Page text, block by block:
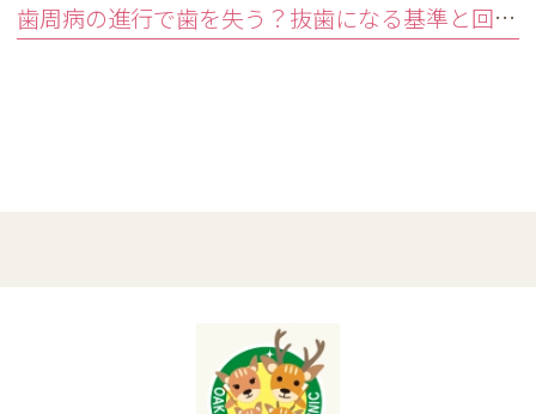
歯周病の進行で歯を失う？抜歯になる基準と回避する3つの予防法